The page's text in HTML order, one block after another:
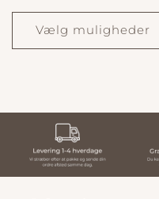
Vælg muligheder